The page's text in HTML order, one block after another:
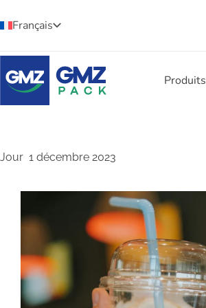
Français
Produits
Jour 1 décembre 2023